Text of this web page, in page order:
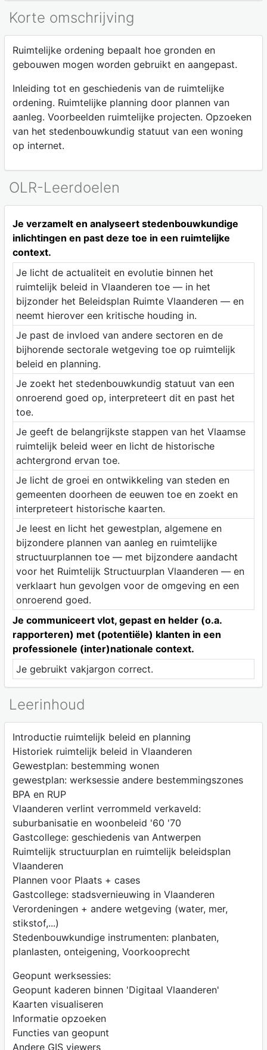
Korte omschrijving
Ruimtelijke ordening bepaalt hoe gronden en
gebouwen mogen worden gebruikt en aangepast.
Inleiding tot en geschiedenis van de ruimtelijke
ordening. Ruimtelijke planning door plannen van
aanleg. Voorbeelden ruimtelijke projecten. Opzoeken
van het stedenbouwkundig statuut van een woning
op internet.
OLR-Leerdoelen
Je verzamelt en analyseert stedenbouwkundige
inlichtingen en past deze toe in een ruimtelijke
context.
Je licht de actualiteit en evolutie binnen het
ruimtelijk beleid in Vlaanderen toe — in het
bijzonder het Beleidsplan Ruimte Vlaanderen — en
neemt hierover een kritische houding in.
Je past de invloed van andere sectoren en de
bijhorende sectorale wetgeving toe op ruimtelijk
beleid en planning.
Je zoekt het stedenbouwkundig statuut van een
onroerend goed op, interpreteert dit en past het
toe.
Je geeft de belangrijkste stappen van het Vlaamse
ruimtelijk beleid weer en licht de historische
achtergrond ervan toe.
Je licht de groei en ontwikkeling van steden en
gemeenten doorheen de eeuwen toe en zoekt en
interpreteert historische kaarten.
Je leest en licht het gewestplan, algemene en
bijzondere plannen van aanleg en ruimtelijke
structuurplannen toe — met bijzondere aandacht
voor het Ruimtelijk Structuurplan Vlaanderen — en
verklaart hun gevolgen voor de omgeving en een
onroerend goed.
Je communiceert vlot, gepast en helder (o.a.
rapporteren) met (potentiële) klanten in een
professionele (inter)nationale context.
Je gebruikt vakjargon correct.
Leerinhoud
Introductie ruimtelijk beleid en planning
Historiek ruimtelijk beleid in Vlaanderen
Gewestplan: bestemming wonen
gewestplan: werksessie andere bestemmingszones
BPA en RUP
Vlaanderen verlint verrommeld verkaveld:
suburbanisatie en woonbeleid '60 '70
Gastcollege: geschiedenis van Antwerpen
Ruimtelijk structuurplan en ruimtelijk beleidsplan
Vlaanderen
Plannen voor Plaats + cases
Gastcollege: stadsvernieuwing in Vlaanderen
Verordeningen + andere wetgeving (water, mer,
stikstof,...)
Stedenbouwkundige instrumenten: planbaten,
planlasten, onteigening, Voorkooprecht
Geopunt werksessies:
Geopunt kaderen binnen 'Digitaal Vlaanderen'
Kaarten visualiseren
Informatie opzoeken
Functies van geopunt
Andere GIS viewers